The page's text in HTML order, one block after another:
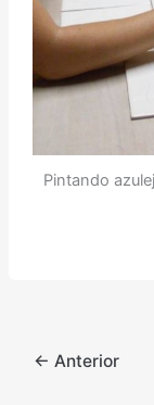
Pintando
← Anterior